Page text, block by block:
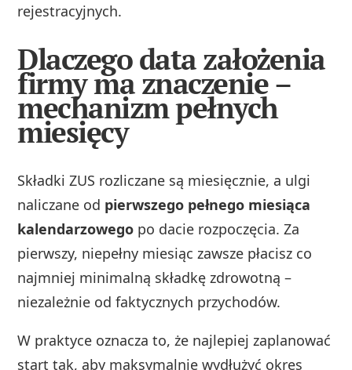
rejestracyjnych.
Dlaczego data założenia
firmy ma znaczenie –
mechanizm pełnych
miesięcy
Składki ZUS rozliczane są miesięcznie, a ulgi
naliczane od pierwszego pełnego miesiąca
kalendarzowego po dacie rozpoczęcia. Za
pierwszy, niepełny miesiąc zawsze płacisz co
najmniej minimalną składkę zdrowotną –
niezależnie od faktycznych przychodów.
W praktyce oznacza to, że najlepiej zaplanować
start tak, aby maksymalnie wydłużyć okres